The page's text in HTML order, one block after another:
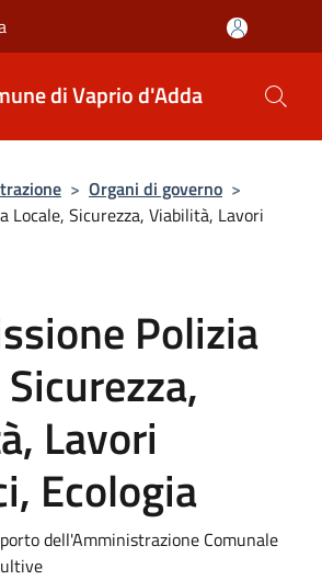
di Vaprio d'Adda
> Organi di governo >
Locale, Sicurezza, Viabilità, Lavori
Polizia
Lavori
Ecologia
dell'Amministrazione Comunale